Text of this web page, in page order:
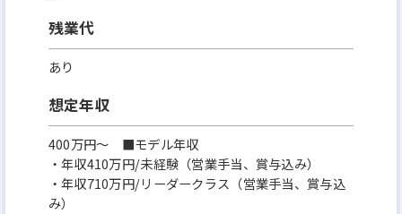
残業代
あり
想定年収
400万円〜 ■モデル年収
・年収410万円/未経験（営業手当、賞与込み）
・年収710万円/リーダークラス（営業手当、賞与込
み）